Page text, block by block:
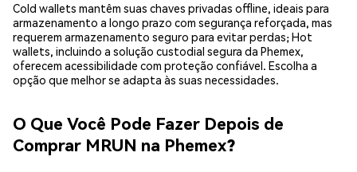
Cold wallets mantêm suas chaves privadas offline, ideais para
armazenamento a longo prazo com segurança reforçada, mas
requerem armazenamento seguro para evitar perdas; Hot
wallets, incluindo a solução custodial segura da Phemex,
oferecem acessibilidade com proteção confiável. Escolha a
opção que melhor se adapta às suas necessidades.
O Que Você Pode Fazer Depois de
Comprar MRUN na Phemex?